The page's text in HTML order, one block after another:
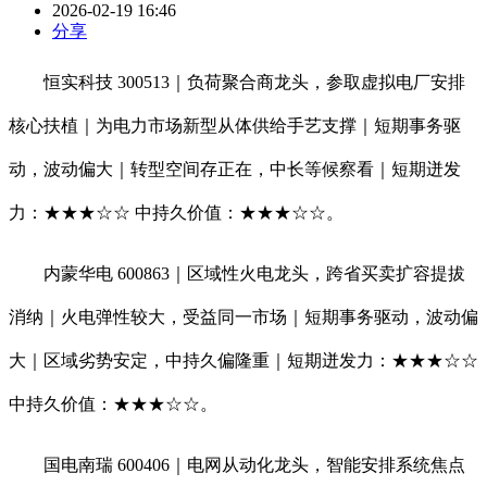
2026-02-19 16:46
分享
恒实科技 300513｜负荷聚合商龙头，参取虚拟电厂安排
核心扶植｜为电力市场新型从体供给手艺支撑｜短期事务驱
动，波动偏大｜转型空间存正在，中长等候察看｜短期迸发
力：★★★☆☆ 中持久价值：★★★☆☆。
内蒙华电 600863｜区域性火电龙头，跨省买卖扩容提拔
消纳｜火电弹性较大，受益同一市场｜短期事务驱动，波动偏
大｜区域劣势安定，中持久偏隆重｜短期迸发力：★★★☆☆
中持久价值：★★★☆☆。
国电南瑞 600406｜电网从动化龙头，智能安排系统焦点